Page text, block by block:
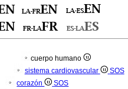
cuerpo humano
sistema cardiovascular
SOS
corazón
SOS